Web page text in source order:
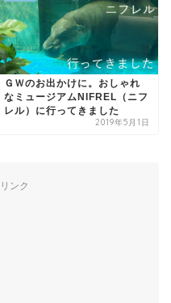
ＧＷのお出かけに。おしゃれ
なミュージアムNIFREL（ニフ
レル）に行ってきました
2019年5月1日
ンク